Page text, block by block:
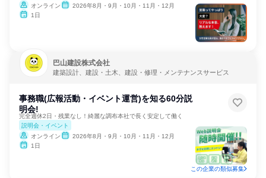
オンライン
2026年8月・9月・10月・11月・12月
1日
巴山建設株式会社
建築設計、建設・土木、建設・修理・メンテナンスサービス
事務職(広報活動・イベント運営)を知る60分説
明会!
完全週休2日・残業なし！綺麗な調布本社で長く安定して働く
説明会・イベント
オンライン
2026年8月・9月・10月・11月・12月
1日
この企業の類似募集